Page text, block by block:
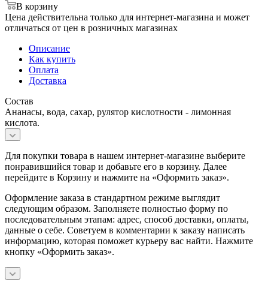
В корзину
Цена действительна только для интернет-магазина и может
отличаться от цен в розничных магазинах
Описание
Как купить
Оплата
Доставка
Состав
Ананасы, вода, сахар, рулятор кислотности - лимонная
кислота.
Для покупки товара в нашем интернет-магазине выберите
понравившийся товар и добавьте его в корзину. Далее
перейдите в Корзину и нажмите на «Оформить заказ».
Оформление заказа в стандартном режиме выглядит
следующим образом. Заполняете полностью форму по
последовательным этапам: адрес, способ доставки, оплаты,
данные о себе. Советуем в комментарии к заказу написать
информацию, которая поможет курьеру вас найти. Нажмите
кнопку «Оформить заказ».